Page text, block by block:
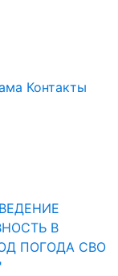
Контакты
В
ПОГОДА СВО